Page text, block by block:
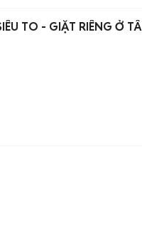
TO - GIẶT RIÊNG Ở